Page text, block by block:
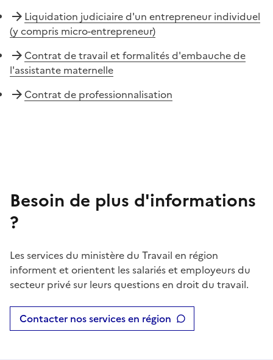
Liquidation judiciaire d'un entrepreneur individuel
(y compris micro-entrepreneur)
Contrat de travail et formalités d'embauche de
l'assistante maternelle
Contrat de professionnalisation
Besoin de plus d'informations
?
Les services du ministère du Travail en région
informent et orientent les salariés et employeurs du
secteur privé sur leurs questions en droit du travail.
Contacter nos services en région